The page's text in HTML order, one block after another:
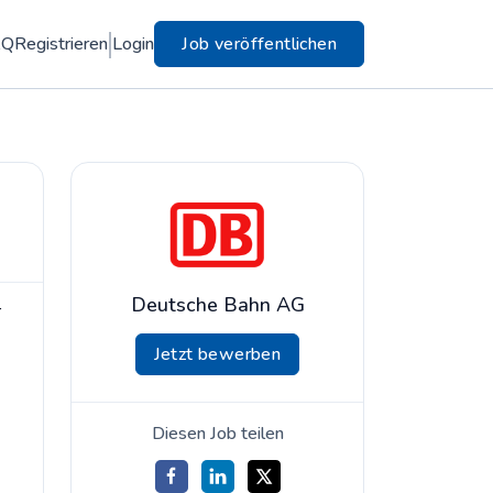
Registrieren Login Job veröffentlichen
Deutsche Bahn AG
Jetzt bewerben
Diesen Job teilen